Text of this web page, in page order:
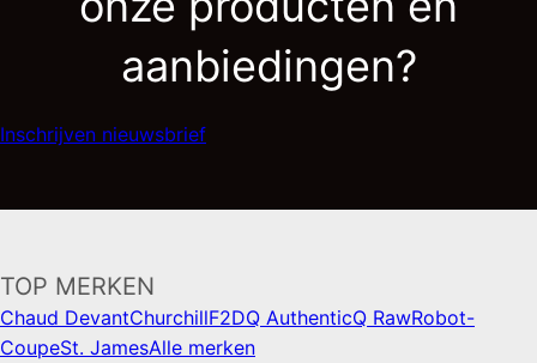
aanbiedingen?
Inschrijven nieuwsbrief
TOP MERKEN
Chaud DevantChurchillF2DQ AuthenticQ RawRobot-
CoupeSt. JamesAlle merken